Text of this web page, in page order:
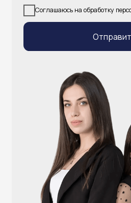
info@atlantisgr.ooo
Видеонаблюдение
Принтеры чеков и этикеток
Штрихкодовое оборудование
Весовое оборудование
Счётчики валюты
Денежные ящики
Онлайн-кассы
Антикражные ворота